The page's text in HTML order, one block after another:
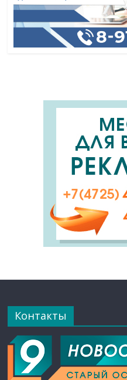
Контакты